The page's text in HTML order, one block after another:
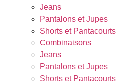
Jeans
Pantalons et Jupes
Shorts et Pantacourts
Combinaisons
Jeans
Pantalons et Jupes
Shorts et Pantacourts